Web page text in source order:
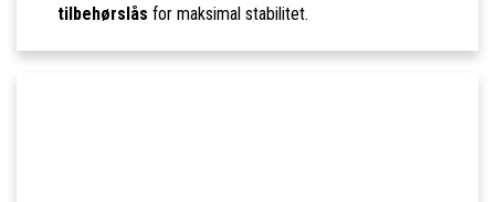
tilbehørslås for maksimal stabilitet.